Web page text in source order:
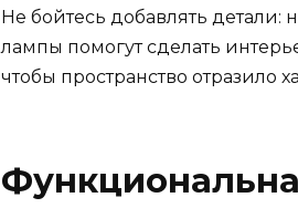
Не бойтесь добавлять
лампы помогут сделать
чтобы пространство отразило